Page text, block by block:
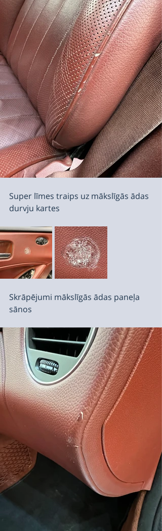
Super līmes traips uz mākslīgās ādas
durvju kartes
Skrāpējumi mākslīgās ādas paneļa
sānos